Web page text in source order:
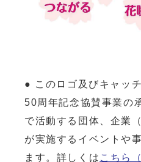
● このロゴ及びキャッ
50周年記念協賛事業の
で活動する団体、企業
が実施するイベントや
ます。詳しくは こちら